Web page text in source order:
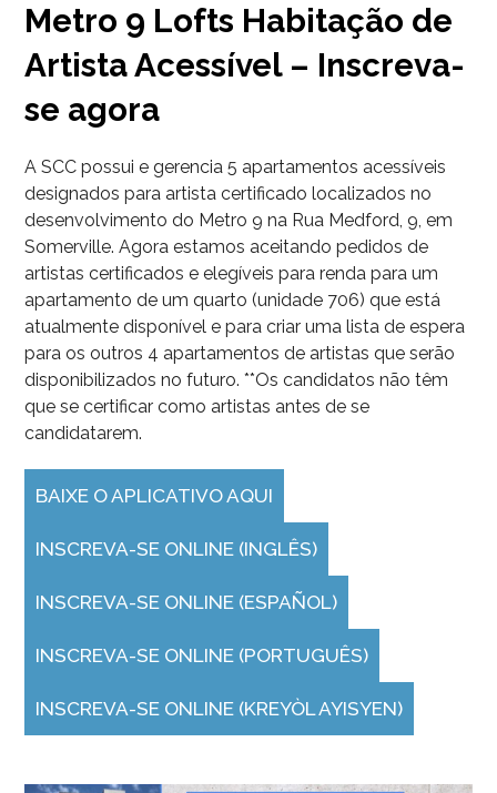
Metro 9 Lofts Habitação de
Artista Acessível – Inscreva-
se agora
A SCC possui e gerencia 5 apartamentos acessíveis
designados para artista certificado localizados no
desenvolvimento do Metro 9 na Rua Medford, 9, em
Somerville. Agora estamos aceitando pedidos de
artistas certificados e elegíveis para renda para um
apartamento de um quarto (unidade 706) que está
atualmente disponível e para criar uma lista de espera
para os outros 4 apartamentos de artistas que serão
disponibilizados no futuro. **Os candidatos não têm
que se certificar como artistas antes de se
candidatarem.
BAIXE O APLICATIVO AQUI
INSCREVA-SE ONLINE (INGLÊS)
INSCREVA-SE ONLINE (ESPAÑOL)
INSCREVA-SE ONLINE (PORTUGUÊS)
INSCREVA-SE ONLINE (KREYÒL AYISYEN)